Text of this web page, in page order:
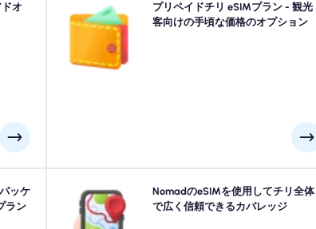
オ
張し
レス
切れ
にア
プリペイドチリ eSIMプラン - 観光
客向けの手頃な価格のオプション
手間のかからない4G/5G接続のプリペイドチリ eSIMプ
ランを選択してください。 旅行後の請求の驚きを避
け、データの使用とコストを完全に制御するために前払
ッケ
ラン
チリ
接続
デ
NomadのeSIMを使用してチリ全体
で広く信頼できるカバレッジ
Nomadのチリ esimを使用して自信を持ってチリを探索
し、サンティアゴ, バルパライソ, プンタアレナスなどの
主要都市からリモートの風光明媚なスポットに信頼でき